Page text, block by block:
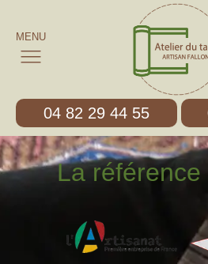
MENU
04 82 29 44 55
La référence